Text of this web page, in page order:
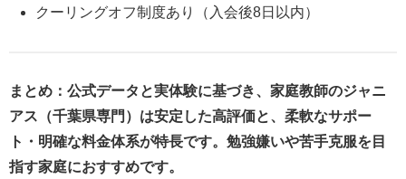
クーリングオフ制度あり（入会後8日以内）
まとめ：公式データと実体験に基づき、家庭教師のジャニ
アス（千葉県専門）は安定した高評価と、柔軟なサポー
ト・明確な料金体系が特長です。勉強嫌いや苦手克服を目
指す家庭におすすめです。